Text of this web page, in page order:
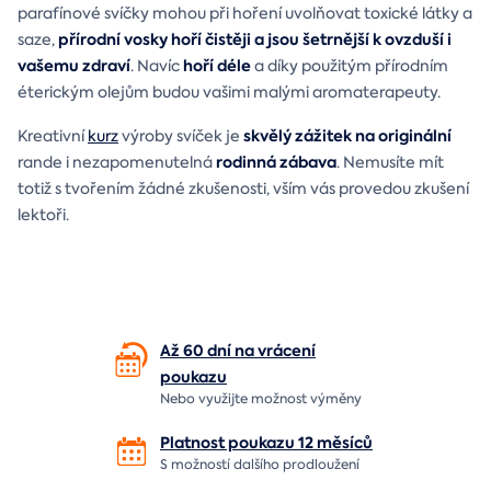
parafínové svíčky mohou při hoření uvolňovat toxické látky a
saze,přírodní vosky hoří čistěji a jsou šetrnější k ovzduší i
vašemu zdraví. Navíchoří délea díky použitým přírodním
éterickým olejům budou vašimi malými aromaterapeuty.
Kreativníkurzvýroby svíček je skvělý zážitek na originální
rande i nezapomenutelnárodinná zábava. Nemusíte mít
totiž s tvořením žádné zkušenosti, vším vás provedou zkušení
lektoři.
Až 60 dní na vrácení
poukazu
Nebo využijte možnost výměny
Platnost poukazu 12 měsíců
S možností dalšího prodloužení